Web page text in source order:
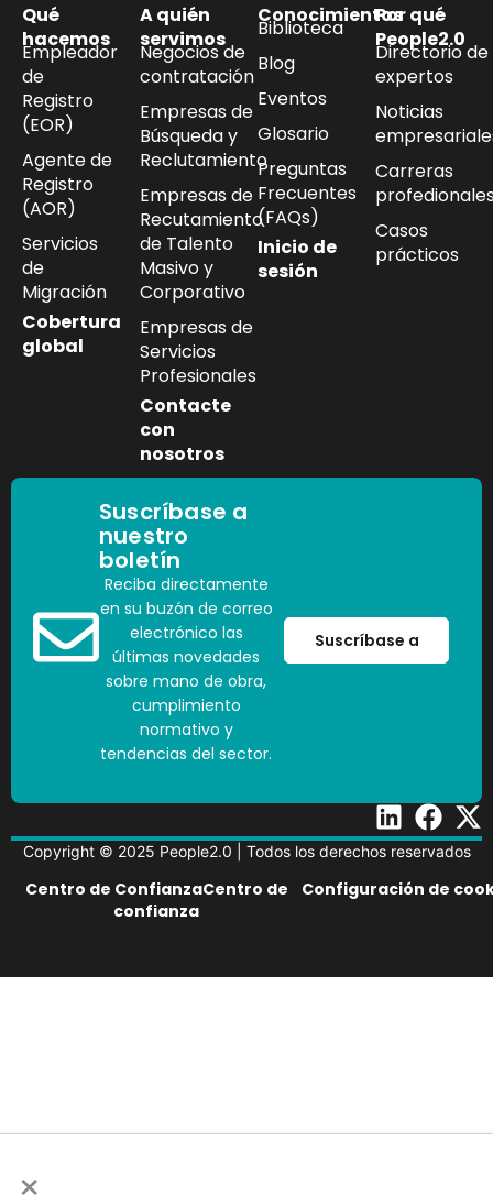
×
Qué
hacemos
Empleador
de
Registro
(EOR)
Agente de
Registro
(AOR)
Servicios
de
Migración
Cobertura
global
A quién
servimos
Negocios de
contratación
Empresas de
Búsqueda y
Reclutamiento
Empresas de
Recutamiento
de Talento
Masivo y
Corporativo
Empresas de
Servicios
Profesionales
Contacte
con
nosotros
Conocimientos
Biblioteca
Blog
Eventos
Glosario
Preguntas
Frecuentes
(FAQs)
Inicio de
sesión
Por qué
People2.0
Directorio de
expertos
Noticias
Carreras
Casos
prácticos
Suscríbase a
nuestro
boletín
Reciba directamente
en su buzón de correo
electrónico las
últimas novedades
sobre mano de obra,
cumplimiento
normativo y
tendencias del sector.
Suscríbase a
Copyright © 2025 People2.0 | Todos los derechos reservados
Centro de ConfianzaCentro de
confianza
Configuración de